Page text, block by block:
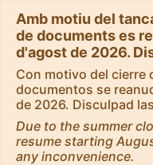
Amb motiu del
de documents es
d'agost de 2026.
Con motivo del cierre
documentos se
de 2026. Disculpad
Due to the summer
resume starting
any inconvenience.